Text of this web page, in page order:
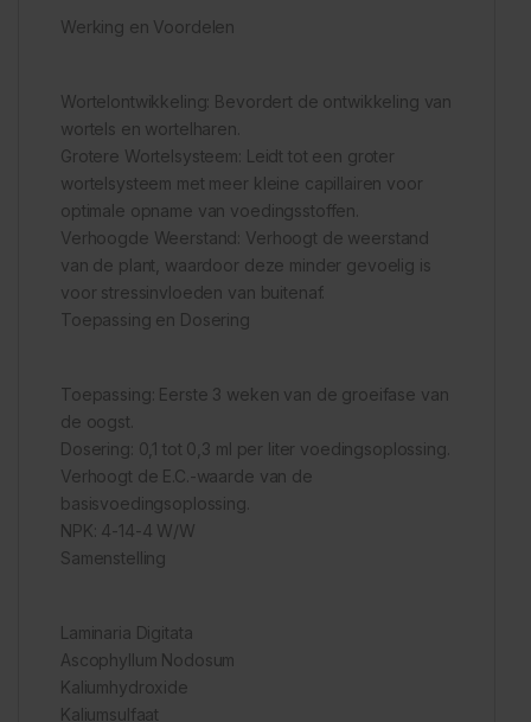
Werking en Voordelen
Wortelontwikkeling: Bevordert de ontwikkeling van
wortels en wortelharen.
Grotere Wortelsysteem: Leidt tot een groter
wortelsysteem met meer kleine capillairen voor
optimale opname van voedingsstoffen.
Verhoogde Weerstand: Verhoogt de weerstand
van de plant, waardoor deze minder gevoelig is
voor stressinvloeden van buitenaf.
Toepassing en Dosering
Toepassing: Eerste 3 weken van de groeifase van
de oogst.
Dosering: 0,1 tot 0,3 ml per liter voedingsoplossing.
Verhoogt de E.C.-waarde van de
basisvoedingsoplossing.
NPK: 4-14-4 W/W
Samenstelling
Laminaria Digitata
Ascophyllum Nodosum
Kaliumhydroxide
Kaliumsulfaat